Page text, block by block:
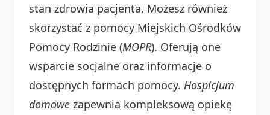
stan zdrowia pacjenta. Możesz również
skorzystać z pomocy Miejskich Ośrodków
Pomocy Rodzinie (MOPR). Oferują one
wsparcie socjalne oraz informacje o
dostępnych formach pomocy. Hospicjum
domowe zapewnia kompleksową opiekę